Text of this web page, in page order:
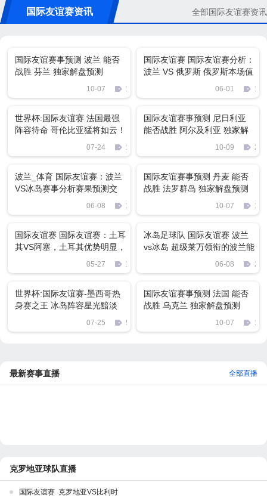
国际友谊赛资讯 全部国际友谊赛资讯
国际友谊赛事预测 波兰 能否
战胜 芬兰 独家解盘预测
10-07 1142
国际友谊赛 国际友谊赛分析：
波兰 VS 俄罗斯 俄罗斯本场值
06-01
世界杯:国际友谊赛 法国最强
阵容待命 哥伦比亚猛将如云！
07-24 1980
国际友谊赛事预测 尼日利亚
能否战胜 阿尔及利亚 独家解
10-09
波兰_体育 国际友谊赛：波兰
VS冰岛赛事分析赛果预测交
06-08 1192
国际友谊赛事预测 丹麦 能否
战胜 法罗群岛 独家解盘预测
10-07
国际友谊赛 国际友谊赛：土耳
其VS阿塞，土耳其优势明显，
05-27 1253
冰岛足球队 国际友谊赛 波兰
vs冰岛 超级莱万领衔的波兰能
06-08
世界杯:国际友谊赛-墨西哥热
身赛之王 冰岛阵容星光黯淡
07-25 522
国际友谊赛事预测 法国 能否
战胜 乌克兰 独家解盘预测
10-07 196
最新赛事直播 全部直播
克罗地亚球队直播
国际友谊赛 克罗地亚VS比利时